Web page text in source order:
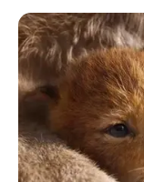
Metrolínea
anticipación sus
los primeros días
tiempos de
mientras se
esquema.